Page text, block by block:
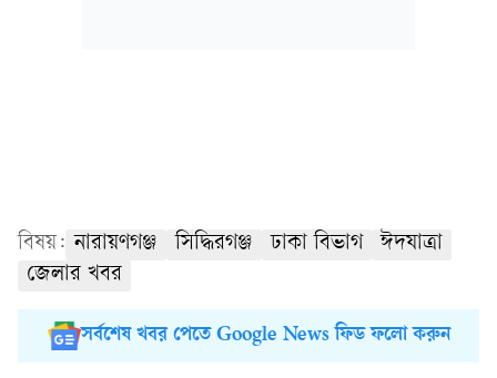
বিষয়: নারায়ণগঞ্জ সিদ্ধিরগঞ্জ ঢাকা বিভাগ
ঈদযাত্রা
জেলার খবর
সর্বশেষ খবর পেতে Google News ফিড ফলো করুন